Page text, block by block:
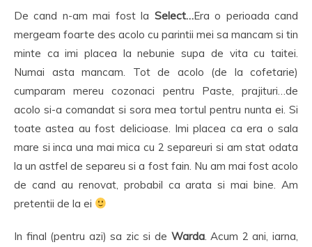
De cand n-am mai fost la Select…Era o perioada cand
mergeam foarte des acolo cu parintii mei sa mancam si tin
minte ca imi placea la nebunie supa de vita cu taitei.
Numai asta mancam. Tot de acolo (de la cofetarie)
cumparam mereu cozonaci pentru Paste, prajituri…de
acolo si-a comandat si sora mea tortul pentru nunta ei. Si
toate astea au fost delicioase. Imi placea ca era o sala
mare si inca una mai mica cu 2 separeuri si am stat odata
la un astfel de separeu si a fost fain. Nu am mai fost acolo
de cand au renovat, probabil ca arata si mai bine. Am
pretentii de la ei
In final (pentru azi) sa zic si de Warda. Acum 2 ani, iarna,